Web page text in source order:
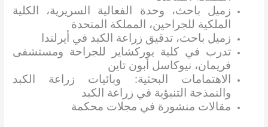
زميل باحث، وحدة الفعالية السريرية، الكلية
الملكية للجراحين، المملكة المتحدة
زميل باحث، تدقيق زراعة الكبد في أيرلندا
تدرب في كلية يوركشاير للجراحة ومستشفى
فريمان، نيوكاسل أبون تاين
الاهتمامات البحثية: وبائيات زراعة الكبد
والنمذجة التنبؤية في زراعة الكبد
مقالات منشورة في مجلات محكمة